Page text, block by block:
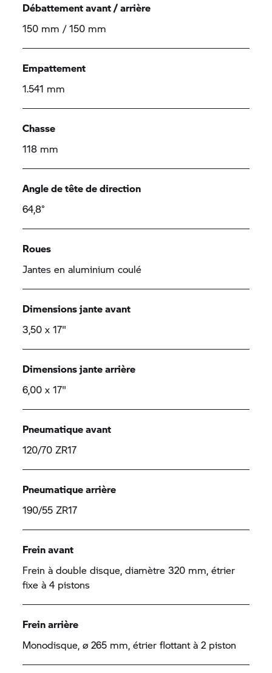
Débattement avant / arrière
150 mm / 150 mm
Empattement
1.541 mm
Chasse
118 mm
Angle de tête de direction
64,8°
Roues
Jantes en aluminium coulé
Dimensions jante avant
3,50 x 17"
Dimensions jante arrière
6,00 x 17"
Pneumatique avant
120/70 ZR17
Pneumatique arrière
190/55 ZR17
Frein avant
Frein à double disque, diamètre 320 mm, étrier
fixe à 4 pistons
Frein arrière
Monodisque, ø 265 mm, étrier flottant à 2 piston